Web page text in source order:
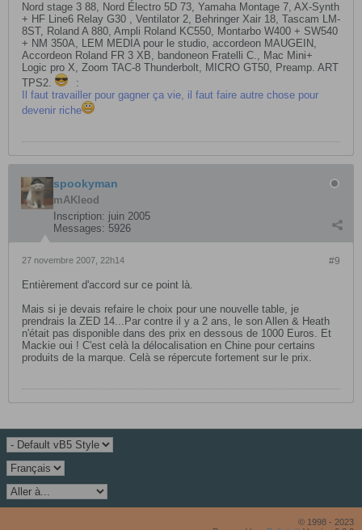
Nord stage 3 88, Nord Électro 5D 73, Yamaha Montage 7, AX-Synth
+ HF Line6 Relay G30 , Ventilator 2, Behringer Xair 18, Tascam LM-
8ST, Roland A 880, Ampli Roland KC550, Montarbo W400 + SW540
+ NM 350A, LEM MEDIA pour le studio, accordeon MAUGEIN,
Accordeon Roland FR 3 XB, bandoneon Fratelli C., Mac Mini+
Logic pro X, Zoom TAC-8 Thunderbolt, MICRO GT50, Preamp. ART
TPS2.
:
Il faut travailler pour gagner ça vie, il faut faire autre chose pour
devenir riche
spookyman
mAKleod
Inscription: juin 2005
Messages: 5926
#9
27 novembre 2007, 22h14
Entièrement d'accord sur ce point là.
Mais si je devais refaire le choix pour une nouvelle table, je
prendrais la ZED 14...Par contre il y a 2 ans, le son Allen & Heath
n'était pas disponible dans des prix en dessous de 1000 Euros. Et
Mackie oui ! C'est celà la délocalisation en Chine pour certains
produits de la marque. Celà se répercute fortement sur le prix.
© 1998 - 2023